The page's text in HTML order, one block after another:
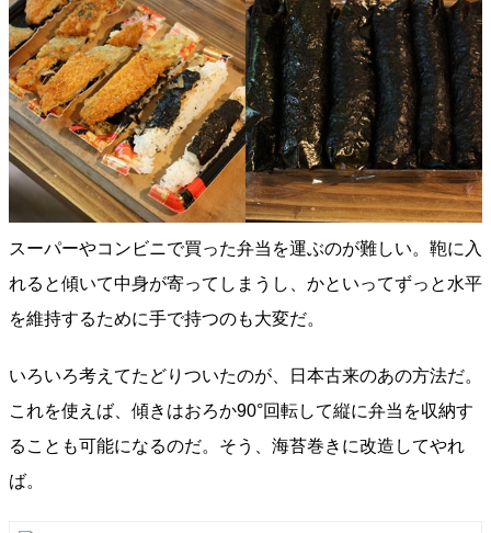
スーパーやコンビニで買った弁当を運ぶのが難しい。鞄に入
れると傾いて中身が寄ってしまうし、かといってずっと水平
を維持するために手で持つのも大変だ。
いろいろ考えてたどりついたのが、日本古来のあの方法だ。
これを使えば、傾きはおろか90°回転して縦に弁当を収納す
ることも可能になるのだ。そう、海苔巻きに改造してやれ
ば。